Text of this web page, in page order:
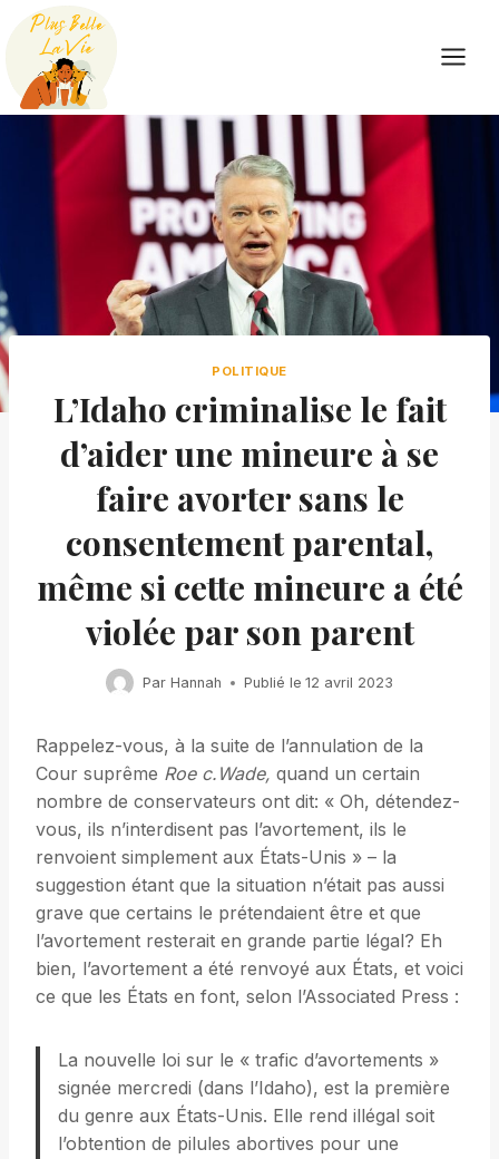
Skip
content
POLITIQUE
L’Idaho criminalise le fait
d’aider une mineure à se
faire avorter sans le
consentement parental,
même si cette mineure a été
violée par son parent
Par Hannah Publié le 12 avril 2023
Rappelez-vous, à la suite de l’annulation de la
Cour suprême Roe c.Wade, quand un certain
nombre de conservateurs ont dit: « Oh, détendez-
vous, ils n’interdisent pas l’avortement, ils le
renvoient simplement aux États-Unis » – la
suggestion étant que la situation n’était pas aussi
grave que certains le prétendaient être et que
l’avortement resterait en grande partie légal? Eh
bien, l’avortement a été renvoyé aux États, et voici
ce que les États en font, selon l’Associated Press :
La nouvelle loi sur le « trafic d’avortements »
signée mercredi (dans l’Idaho), est la première
du genre aux États-Unis. Elle rend illégal soit
l’obtention de pilules abortives pour une